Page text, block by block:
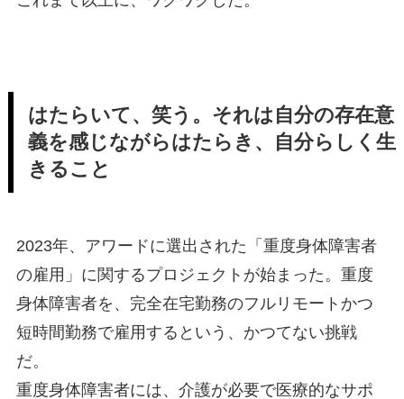
はたらいて、笑う。それは自分の存在意
義を感じながらはたらき、自分らしく生
きること
2023年、アワードに選出された「重度身体障害者
の雇用」に関するプロジェクトが始まった。重度
身体障害者を、完全在宅勤務のフルリモートかつ
短時間勤務で雇用するという、かつてない挑戦
だ。
重度身体障害者には、介護が必要で医療的なサポ